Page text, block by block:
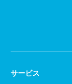
サービス